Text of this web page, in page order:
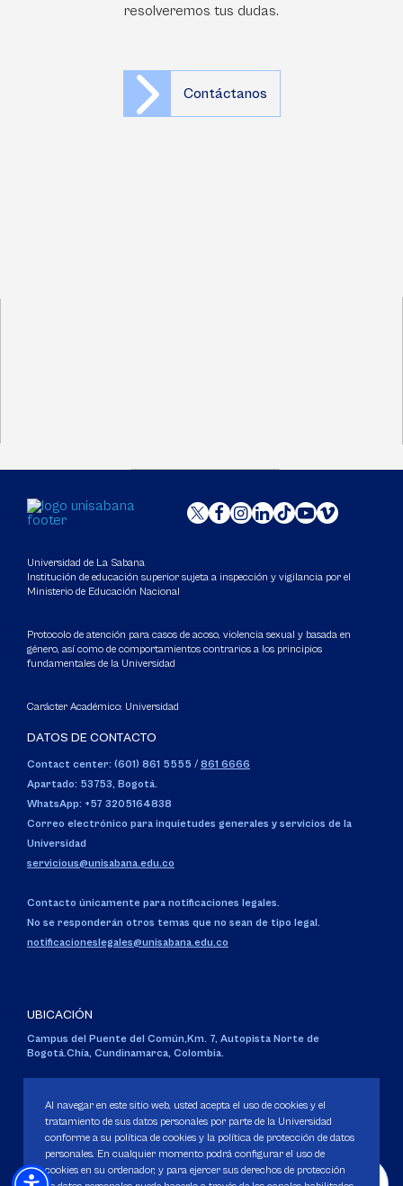
resolveremos tus dudas.
Contáctanos
Universidad de La Sabana
Institución de educación superior sujeta a inspección y vigilancia por el
Ministerio de Educación Nacional
Protocolo de atención para casos de acoso, violencia sexual y basada en
género, así como de comportamientos contrarios a los principios
fundamentales de la Universidad
Carácter Académico: Universidad
DATOS DE CONTACTO
Contact center: (601) 861 5555 / 861 6666
Apartado: 53753, Bogotá.
WhatsApp: +57 3205164838
Correo electrónico para inquietudes generales y servicios de la
Universidad
servicious@unisabana.edu.co
Contacto únicamente para notificaciones legales.
No se responderán otros temas que no sean de tipo legal.
notificacioneslegales@unisabana.edu.co
UBICACIÓN
Campus del Puente del Común,Km. 7, Autopista Norte de
Bogotá.Chía, Cundinamarca, Colombia.
Personería Jurídica:Resolución 130 del 14 de enero de 1980.
Ministerio de Educación Nacional.
Al navegar en este sitio web, usted acepta el uso de cookies y el
tratamiento de sus datos personales por parte de la Universidad
conforme a su política de cookies y la política de protección de datos
personales. En cualquier momento podrá configurar el uso de
cookies en su ordenador, y para ejercer sus derechos de protección